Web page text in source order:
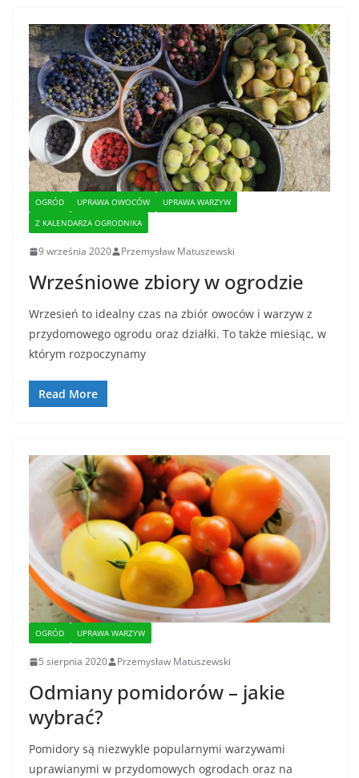
OGRÓD UPRAWA OWOCÓW
UPRAWA WARZYW
Z KALENDARZA OGRODNIKA
9 września 2020 Przemysław Matuszewski
Wrześniowe zbiory w ogrodzie
Wrzesień to idealny czas na zbiór owoców i warzyw z
przydomowego ogrodu oraz działki. To także miesiąc, w
którym rozpoczynamy
Read More
OGRÓD UPRAWA WARZYW
5 sierpnia 2020 Przemysław Matuszewski
Odmiany pomidorów – jakie
wybrać?
Pomidory są niezwykle popularnymi warzywami
uprawianymi w przydomowych ogrodach oraz na